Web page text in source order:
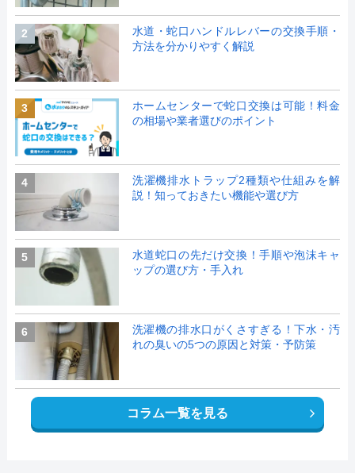
2
水道・蛇口ハンドルレバーの交換手順・
方法を分かりやすく解説
3
ホームセンターで蛇口交換は可能！料金
の相場や業者選びのポイント
4
洗濯機排水トラップ2種類や仕組みを解
説！知っておきたい機能や選び方
5
水道蛇口の先だけ交換！手順や泡沫キャ
ップの選び方・手入れ
6
洗濯機の排水口がくさすぎる！下水・汚
れの臭いの5つの原因と対策・予防策
コラム一覧を見る